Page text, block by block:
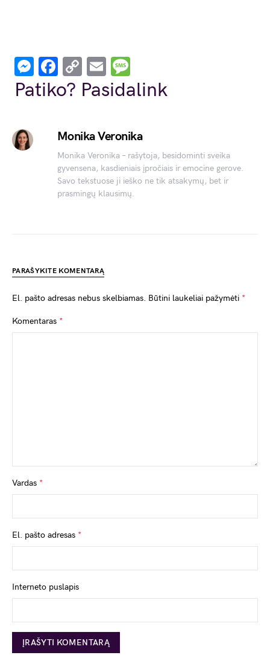
Messenger
Facebook
Copy
Link
Email
Patiko? Pasidalink
Monika Veronika
Monika Veronika – rašytoja, besidominti sveika
gyvensena, kasdieniais įpročiais ir emocine gerove.
Savo tekstuose ji ieško ne tik atsakymų, bet ir
prasmingų klausimų.
PARAŠYKITE KOMENTARĄ
El. pašto adresas nebus skelbiamas. Būtini laukeliai pažymėti *
Komentaras *
Vardas *
El. pašto adresas *
Interneto puslapis